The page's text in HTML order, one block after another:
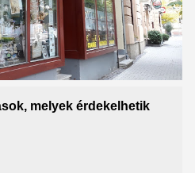
melyek érdekelhetik